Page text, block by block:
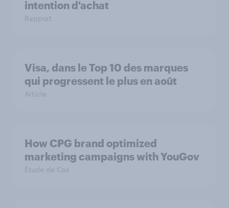
intention d'achat
Rapport
Visa, dans le Top 10 des marques
qui progressent le plus en août
Article
How CPG brand optimized
marketing campaigns with YouGov
Étude de Cas